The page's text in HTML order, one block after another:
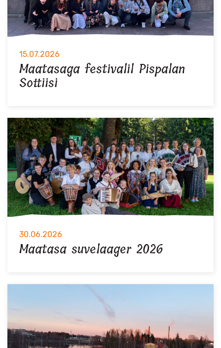
15.07.2026
Maatasaga festivalil Pispalan
Sottiisi
30.06.2026
Maatasa suvelaager 2026